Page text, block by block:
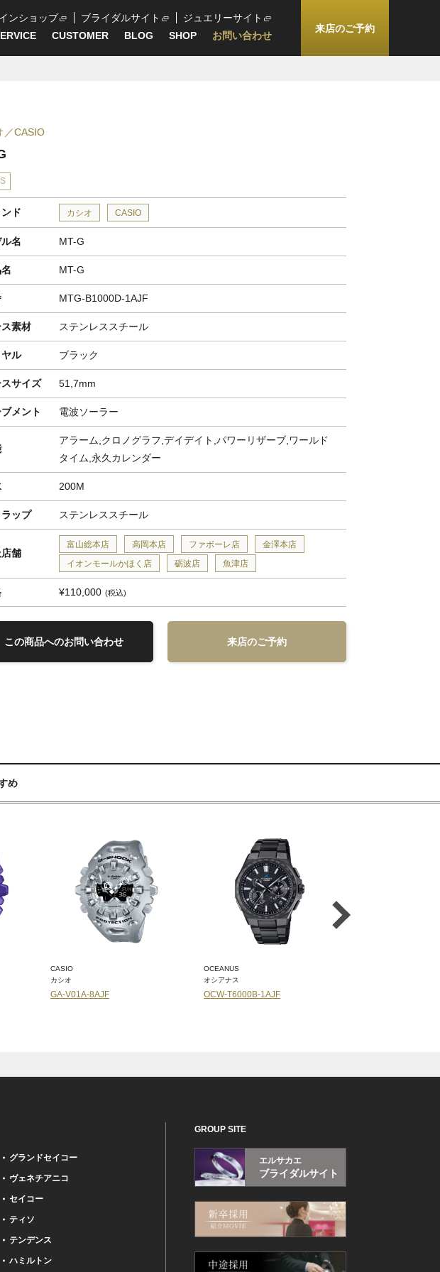
ンショップ ブライダルサイト
ジュエリーサイト
CUSTOMER BLOG SHOP お問い合わせ
来店のご予約
CASIO
ド カシオ CASIO
名 MT-G
MT-G
MTG-B1000D-1AJF
素材 ステンレススチール
ル ブラック
サイズ 51,7mm
メント 電波ソーラー
アラーム,クロノグラフ,デイデイト,パワーリザーブ,ワールド
タイム,永久カレンダー
200M
ラップ ステンレススチール
舗
富山総本店 高岡本店 ファボーレ店
金澤本店
イオンモールかほく店
砺波店 魚津店
¥110,000 税込
この商品へのお問い合わせ 来店のご予約
め
CASIO
カシオ
GA-V01A-8AJF
OCEANUS
オシアナス
OCW-T6000B-1AJF
グランドセイコー
ヴェネチアニコ
セイコー
ティソ
テンデンス
ハミルトン
GROUP SITE
エルサカエ
ブライダルサイト